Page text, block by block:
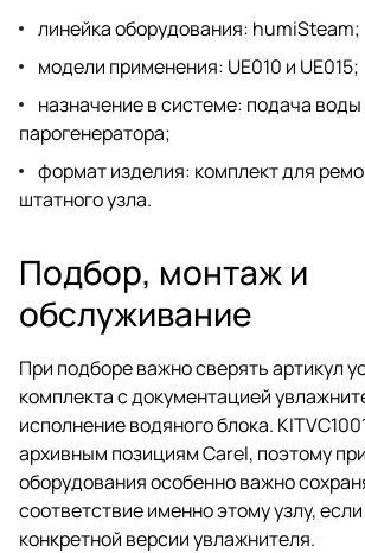
линейка оборудования: humiSteam;
модели применения: UE010 и UE015;
назначение в системе: подача
парогенератора;
формат изделия: комплект для
штатного узла.
Подбор, монтаж и
обслуживание
При подборе важно сверять артикул
комплекта с документацией
исполнение водяного блока.
архивным позициям Carel, поэтому
оборудования особенно важно
соответствие именно этому узлу,
конкретной версии увлажнителя.